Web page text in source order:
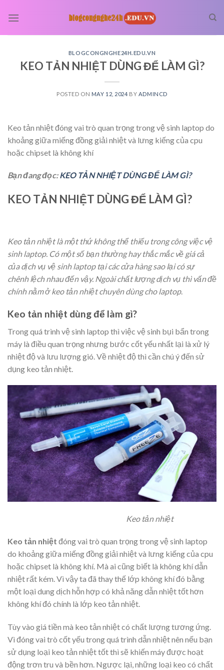
BLOGCONGNGHE24H.EDU.VN
KEO TẢN NHIỆT DÙNG ĐỂ LÀM GÌ?
POSTED ON MAY 12, 2024 BY ADMINCD
Keo tản nhiệt đóng vai trò quan trọng trong vệ sinh laptop do
khoảng giữa miếng đồng giải nhiệt và lưng kiếng của cpu
hoặc chipset là không khí
Bạn đang đọc:KEO TẢN NHIỆT DÙNG ĐỂ LÀM GÌ?
KEO TẢN NHIỆT DÙNG ĐỂ LÀM GÌ?
Keo tản nhiệt là một thứ không thể thiếu trong công việc vệ
sinh laptop. Có một số bạn thường hay thắc mắc về giá cả
của dịch vụ vệ sinh laptop tại các cửa hàng sao lại có sự
chênh lệch nhau đến vậy. Ngoài chất lượng dịch vụ thì vấn đề
chính nằm ở keo tản nhiệt chuyên dùng cho laptop.
Keo tản nhiệt dùng để làm gì?
Trong quá trình vệ sinh laptop thì việc vệ sinh bụi bẩn trong
máy là điều quan trọng nhưng bước cốt yếu nhất lại là xử lý
nhiệt độ và lưu lượng gió. Về nhiệt độ thì cần chú ý đến sử
dụng keo tản nhiệt.
Keo tản nhiệt
Keo tản nhiệt đóng vai trò quan trọng trong vệ sinh laptop
do khoảng giữa miếng đồng giải nhiệt và lưng kiếng của cpu
hoặc chipset là không khí. Mà ai cũng biết là không khí dẫn
nhiệt rất kém. Vì vậy ta đã thay thế lớp không khí đó bằng
một loại dung dịch hỗn hợp có khả năng dẫn nhiệt tốt hơn
không khí đó chính là lớp keo tản nhiệt.
Tùy vào giá tiền mà keo tản nhiệt có chất lượng tương ứng.
Vì đóng vai trò cốt yếu trong quá trình dẫn nhiệt nên nếu bạn
sử dụng loại keo tản nhiệt tốt thì sẽ khiến máy được hoạt
động trơn tru và bền hơn. Ngược lại, những loại keo có chất